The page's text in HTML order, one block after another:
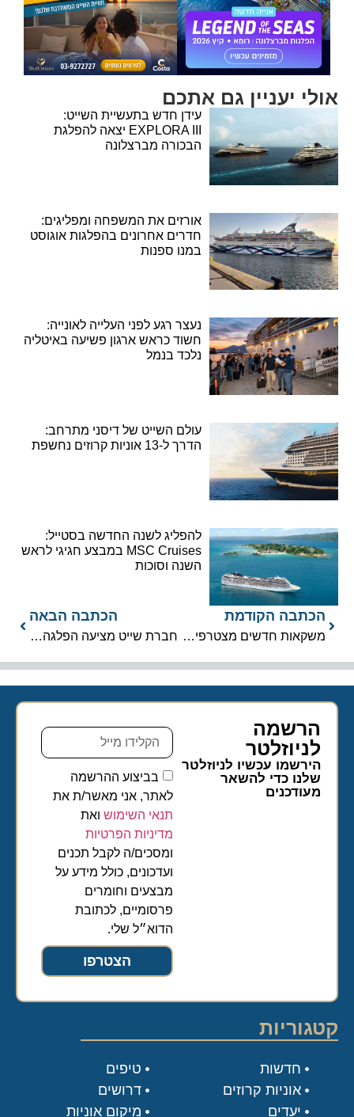
אולי יעניין גם אתכם
עידן חדש בתעשיית השייט:
EXPLORA III יצאה להפלגת
הבכורה מברצלונה
אורזים את המשפחה ומפליגים:
חדרים אחרונים בהפלגות אוגוסט
במנו ספנות
נעצר רגע לפני העלייה לאונייה:
חשוד כראש ארגון פשיעה באיטליה
נלכד בנמל
עולם השייט של דיסני מתרחב:
הדרך ל-13 אוניות קרוזים נחשפת
להפליג לשנה החדשה בסטייל:
MSC Cruises במבצע חגיגי לראש
השנה וסוכות
הכתבה הקודמת
משקאות חדשים מצטרפים ל-‘Love Line Premium Liquors’
הכתבה הבאה
חברת שייט מציעה הפלגה ‘במחיר מציאה’: החל מ-108,285$ לאדם
הרשמה
לניוזלטר​
הירשמו עכשיו לניוזלטר
שלנו כדי להשאר
מעודכנים
בביצוע ההרשמה
לאתר, אני מאשר/ת את
תנאי השימושואת
מדיניות הפרטיות
ומסכים/ה לקבל תכנים
ועדכונים, כולל מידע על
מבצעים וחומרים
פרסומיים, לכתובת
הדוא״ל שלי.
הצטרפו
קטגוריות
טיפים
דרושים
מיקום אוניות
חדשות
אוניות קרוזים
יעדים